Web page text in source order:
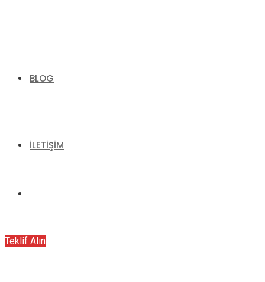
BLOG
İLETIŞIM
Teklif Alın